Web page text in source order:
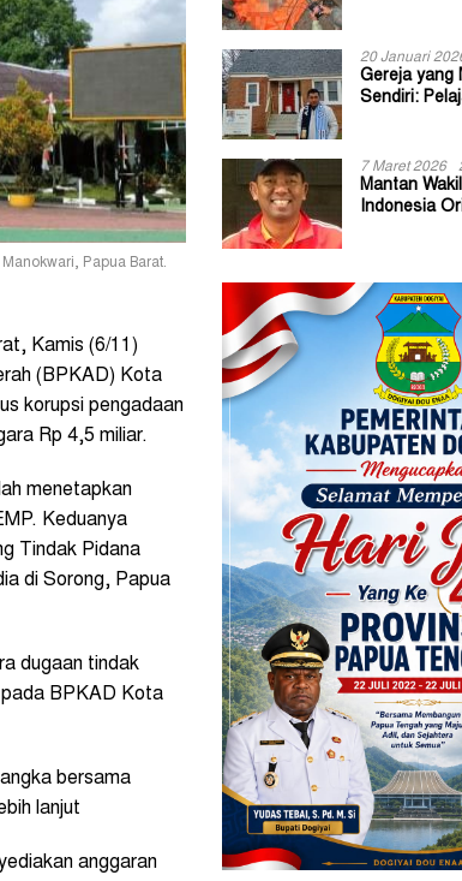
Papua Barat.
Kamis (6/11)
(BPKAD) Kota
korupsi pengadaan
Rp 4,5 miliar.
menetapkan
Keduanya
Tindak Pidana
di Sorong, Papua
dugaan tindak
pada BPKAD Kota
bersama
lanjut
anggaran
20 Januari
Gereja yang
Sendiri:
7 Maret 2026
Mantan
Indonesia